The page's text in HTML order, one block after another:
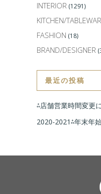
INTERIOR (1291)
KITCHEN/
FASHION (18)
BRAND/DESIGNER
最近の投稿
⁂店舗営業時間変更
2020-2021⁂年末年